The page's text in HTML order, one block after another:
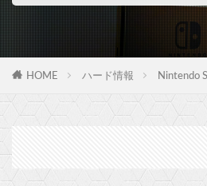
HOME ハード情報 Nintendo